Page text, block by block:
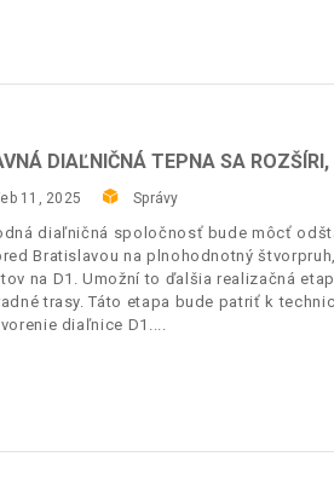
DIAĽNIČNÁ TEPNA SA
11, 2025 Správy
diaľničná spoločnosť bude môcť
Bratislavou na plnohodnotný
na D1. Umožní to ďalšia realizačná
trasy. Táto etapa bude patriť k
diaľnice D1.